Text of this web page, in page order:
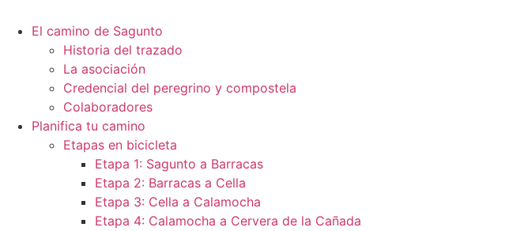
El camino de Sagunto
Historia del trazado
La asociación
Credencial del peregrino y compostela
Colaboradores
Planifica tu camino
Etapas en bicicleta
Etapa 1: Sagunto a Barracas
Etapa 2: Barracas a Cella
Etapa 3: Cella a Calamocha
Etapa 4: Calamocha a Cervera de la Cañada